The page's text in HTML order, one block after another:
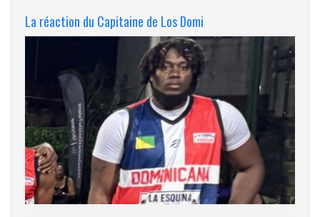
La réaction du Capitaine de Los Domi